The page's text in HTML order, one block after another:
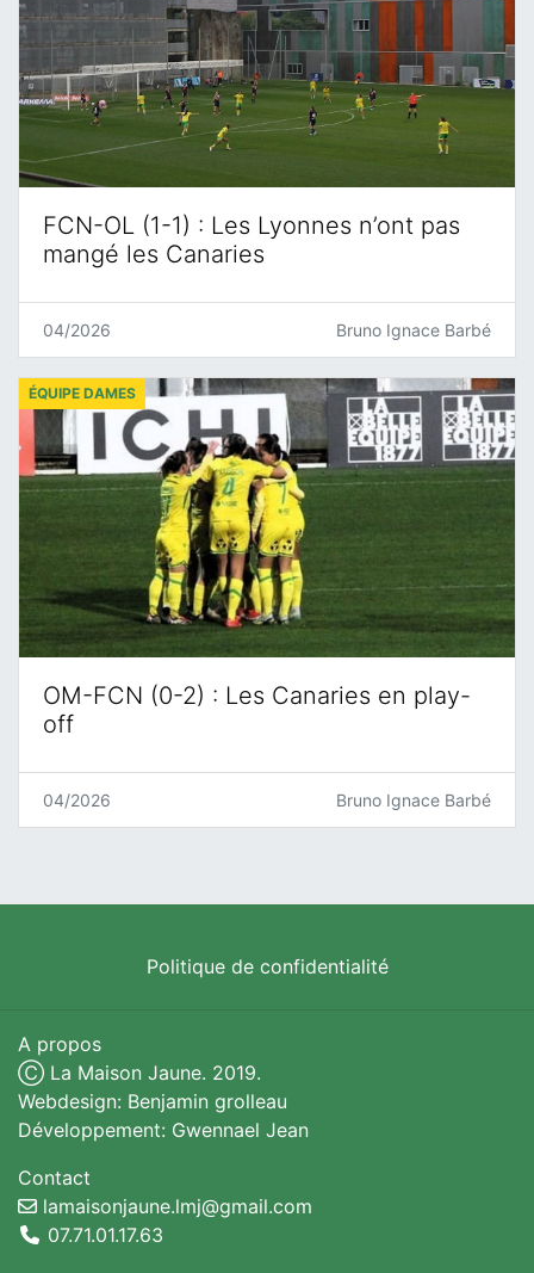
FCN-OL (1-1) : Les Lyonnes n’ont pas
mangé les Canaries
04/2026 Bruno Ignace Barbé
OM-FCN (0-2) : Les Canaries en play-
off
ÉQUIPE DAMES
04/2026 Bruno Ignace Barbé
Politique de confidentialité
A propos
Ⓒ La Maison Jaune. 2019.
Webdesign: Benjamin grolleau
Développement: Gwennael Jean
Contact
lamaisonjaune.lmj@gmail.com
07.71.01.17.63